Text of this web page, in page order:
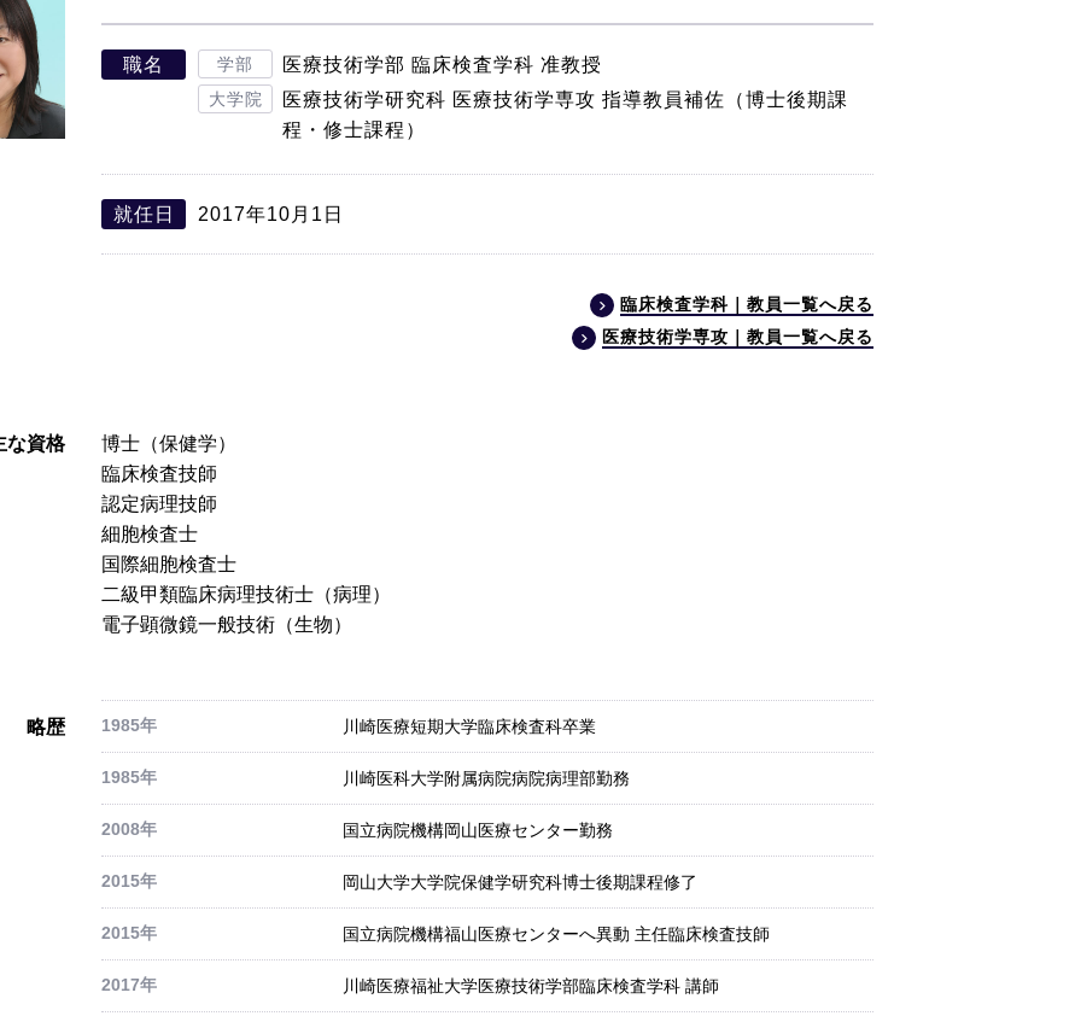
職名 学部 医療技術学部 臨床検査学科 准教授
大学院
医療技術学研究科 医療技術学専攻 指導教員補佐（博士後期課
程・修士課程）
就任日 2017年10月1日
臨床検査学科｜教員一覧へ戻る
医療技術学専攻｜教員一覧へ戻る
な資格
博士（保健学）
臨床検査技師
認定病理技師
細胞検査士
国際細胞検査士
二級甲類臨床病理技術士（病理）
電子顕微鏡一般技術（生物）
略歴 1985年 川崎医療短期大学臨床検査科卒業
1985年 川崎医科大学附属病院病院病理部勤務
2008年 国立病院機構岡山医療センター勤務
2015年 岡山大学大学院保健学研究科博士後期課程修了
2015年 国立病院機構福山医療センターへ異動 主任臨床検査技師
2017年 川崎医療福祉大学医療技術学部臨床検査学科 講師